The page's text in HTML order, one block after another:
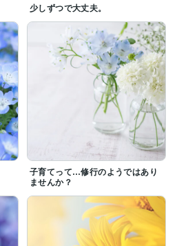
少しずつで大丈夫。
子育てって…修行のようではあり
ませんか？